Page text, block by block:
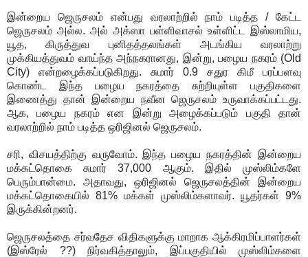
இன்றைய ஜெருசலம் என்பது வரலாற்றில் நாம் படித்த / கேட்ட
ஜெருசலம் அல்ல. அல் அக்ஸா பள்ளிவாசல் உள்ளிட்ட இஸ்லாமிய,
யூத, கிருத்துவ புனிதத்தலங்கள் அடங்கிய வரலாற்று
முக்கியத்துவம் வாய்ந்த அந்நகரானது, இன்று, பழைய நகரம் (Old
City) என்றழைக்கப்படுகிறது. சுமார் 0.9 சதுர கிமீ பரப்பளவு
கொண்ட இந்த பழைய நகரத்தை சுற்றியுள்ள பகுதிகளை
இணைத்து தான் இன்றைய நவீன ஜெருசலம் உருவாக்கப்பட்டது.
ஆக, பழைய நகரம் என இன்று அழைக்கப்படும் பகுதி தான்
வரலாற்றில் நாம் படித்த ஒரிஜினல் ஜெருசலம்.
சரி, விசயத்திற்கு வருவோம். இந்த பழைய நகரத்தின் இன்றைய
மக்கட்தொகை சுமார் 37,000 ஆகும். இதில் முஸ்லிம்களே
பெரும்பான்மை. அதாவது, ஒரிஜினல் ஜெருசலத்தின் இன்றைய
மக்கட்தொகையில் 81% மக்கள் முஸ்லிம்களாவர். யூதர்கள் 9%
இருக்கின்றனர்.
ஜெருசலத்தை சர்வதேச விதிகளுக்கு மாறாக ஆக்கிரமிப்பாளர்கள்
(இஸ்ரேல் ??) நிர்வகித்தாலும், இப்பகுதியில் முஸ்லிம்களை